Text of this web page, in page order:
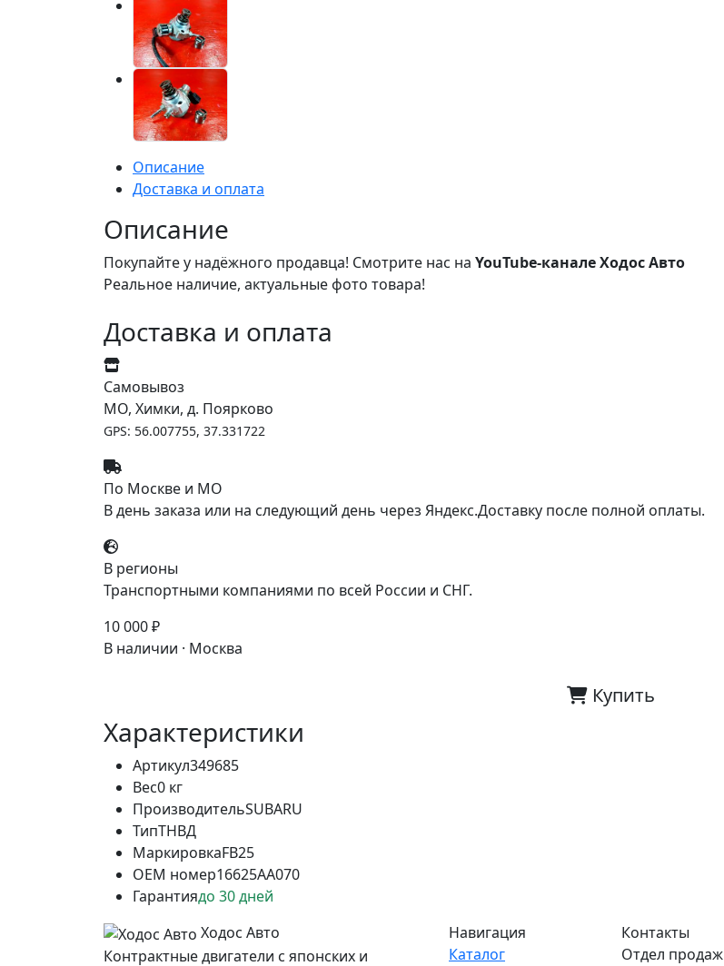
Описание
Доставка и оплата
Описание
Покупайте у надёжного продавца! Смотрите нас на YouTube-канале Ходос Авто
Реальное наличие, актуальные фото товара!
Доставка и оплата
Самовывоз
МО, Химки, д. Поярково
GPS: 56.007755, 37.331722
По Москве и МО
В день заказа или на следующий день через Яндекс.Доставку после полной оплаты.
В регионы
Транспортными компаниями по всей России и СНГ.
10 000 ₽
В наличии · Москва
Купить
Характеристики
Артикул349685
Вес0 кг
ПроизводительSUBARU
ТипТНВД
МаркировкаFB25
OEM номер16625AA070
Гарантиядо 30 дней
Ходос Авто
Контрактные двигатели с японских и
Навигация
Каталог
Контакты
Отдел продаж